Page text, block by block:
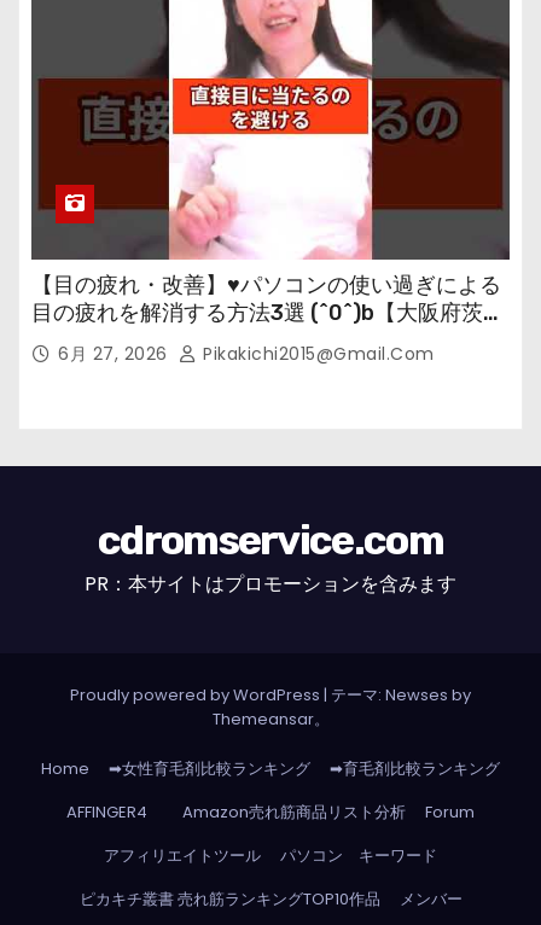
【目の疲れ・改善】♥パソコンの使い過ぎによる
目の疲れを解消する方法3選 (^0^)b【大阪府茨木
市の女性・美容鍼灸・整体師が教えます。】
6月 27, 2026 Pikakichi2015@gmail.com
cdromservice.com
PR：本サイトはプロモーションを含みます
Proudly powered by WordPress | テーマ: Newses by
Themeansar。
Home ➡女性育毛剤比較ランキング
➡育毛剤比較ランキング
AFFINGER4
Amazon売れ筋商品リスト分析
Forum
アフィリエイトツール
パソコン キーワード
ピカキチ叢書 売れ筋ランキングTOP10作品
メンバー